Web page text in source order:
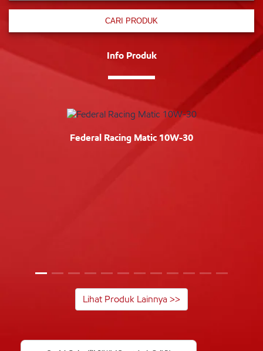
CARI PRODUK
Info Produk
Federal Racing Matic 10W-30
Lihat Produk Lainnya >>